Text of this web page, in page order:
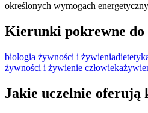
określonych wymogach
Kierunki pokrewne
biologia żywności i żywienia
żywności i żywienie człowieka
Jakie uczelnie oferują